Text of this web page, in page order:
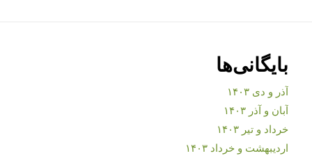
بایگانی‌ها
آذر و دی ۱۴۰۳
آبان و آذر ۱۴۰۳
خرداد و تیر ۱۴۰۳
اردیبهشت و خرداد ۱۴۰۳